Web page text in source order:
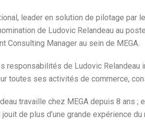
leader en solution de pilotage par
de Ludovic Relandeau au
Consulting Manager au sein de MEGA.
responsabilités de Ludovic
toutes ses activités de commerce,
travaille chez MEGA depuis 8 ans
jouit de plus d’une grande expérience